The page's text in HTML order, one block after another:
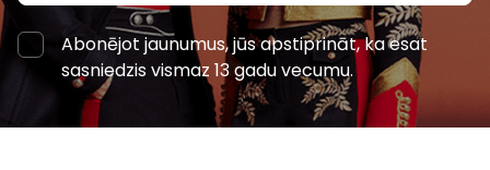
Abonējot jaunumus, jūs apstiprināt, ka esat
sasniedzis vismaz 13 gadu vecumu.